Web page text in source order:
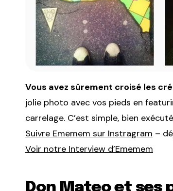
Vous avez sûrement croisé les
jolie photo avec vos pieds en
carrelage. C’est simple, bien
Suivre Ememem sur Instragram –
Voir notre Interview d’Ememem
Don Mateo et ses